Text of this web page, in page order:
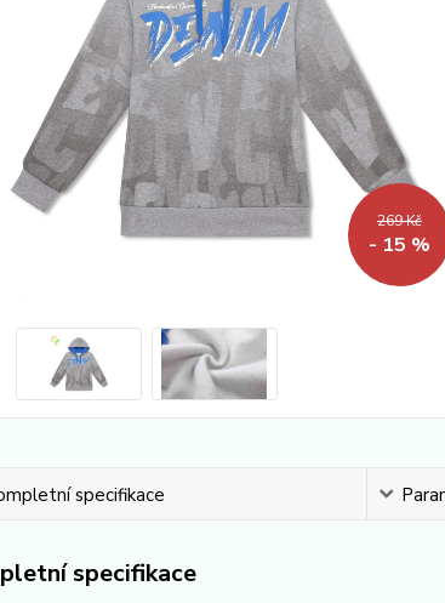
269 Kč
- 15 %
specifikace
specifikace